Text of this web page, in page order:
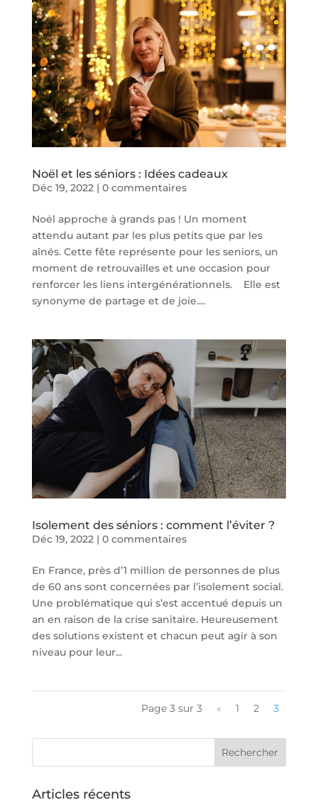
Noël et les séniors : Idées cadeaux
Déc 19, 2022| 0 commentaires
Noël approche à grands pas ! Un moment
attendu autant par les plus petits que par les
aînés. Cette fête représente pour les seniors, un
moment de retrouvailles et une occasion pour
renforcer les liens intergénérationnels. Elle est
synonyme de partage et de joie....
Isolement des séniors : comment l’éviter ?
Déc 19, 2022| 0 commentaires
En France, près d’1 million de personnes de plus
de 60 ans sont concernées par l’isolement social.
Une problématique qui s’est accentué depuis un
an en raison de la crise sanitaire. Heureusement
des solutions existent et chacun peut agir à son
niveau pour leur...
Page 3 sur 3 « 1 2 3
Articles récents